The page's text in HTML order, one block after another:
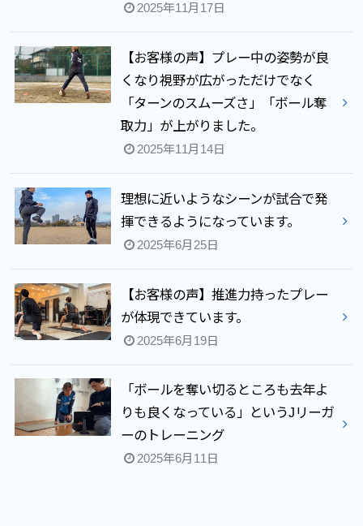
2025年11月17日
【お客様の声】プレー中の姿勢が良
くなり視野が広がっただけでなく
「ターンのスムーズさ」「ボール奪
取力」が上がりました。
2025年11月14日
理想に近いようなシーンが試合で発
揮できるようになっています。
2025年6月25日
【お客様の声】推進力持ったプレー
が体現できています。
2025年6月19日
「ボールを奪い切るところも去年よ
りも良くなっている」というJリーガ
ーのトレーニング
2025年6月11日